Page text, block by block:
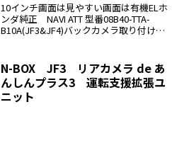
10インチ画面は見やすい画面は有機ELホ
ンダ純正 NAVI ATT 型番08B40-TTA-
B10A(JF3&JF4)バックカメラ取り付け
レコーダーを取り付け...
N-BOX JF3 リアカメラ de あ
んしんプラス3 運転支援拡張ユ
ニット